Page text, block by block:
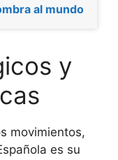
al mundo
y
movimientos,
es su